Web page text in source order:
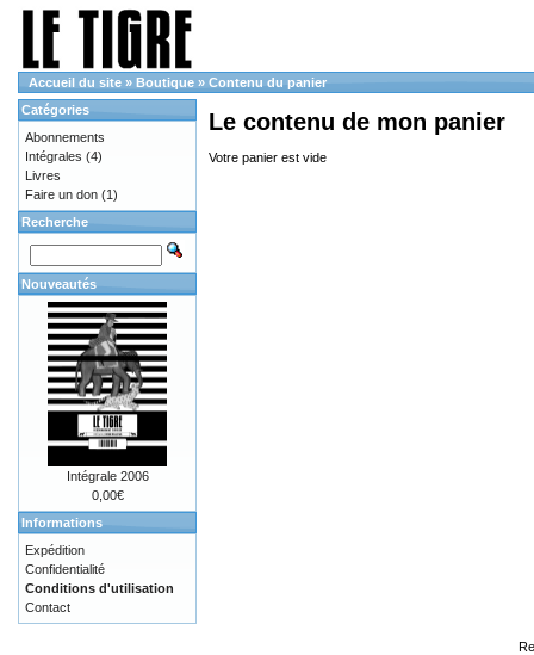
Accueil du site » Boutique » Contenu du panier
Le contenu de mon panier
Votre panier est vide
Catégories
Abonnements
Intégrales (4)
Livres
Faire un don (1)
Recherche
Nouveautés
Intégrale 2006
0,00€
Informations
Expédition
Confidentialité
Conditions d'utilisation
Contact